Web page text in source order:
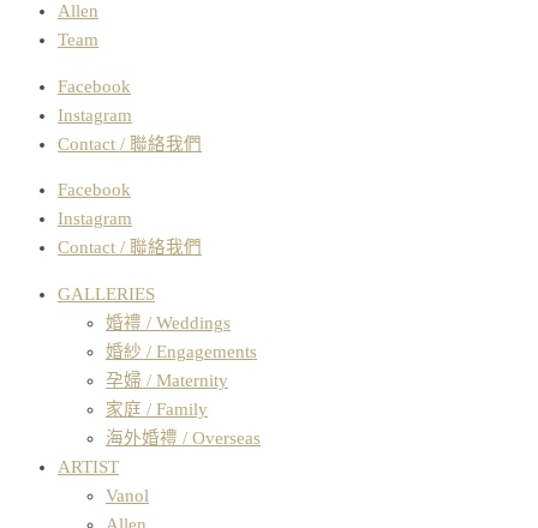
Allen
Team
Facebook
Instagram
Contact / 聯絡我們
Facebook
Instagram
Contact / 聯絡我們
GALLERIES
婚禮 / Weddings
婚紗 / Engagements
孕婦 / Maternity
家庭 / Family
海外婚禮 / Overseas
ARTIST
Vanol
Allen